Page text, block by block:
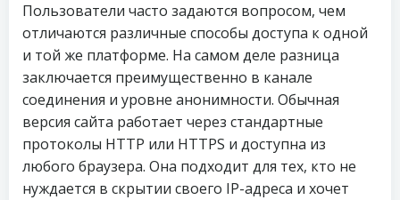
Пользователи часто задаются вопросом, чем
отличаются различные способы доступа к одной
и той же платформе. На самом деле разница
заключается преимущественно в канале
соединения и уровне анонимности. Обычная
версия сайта работает через стандартные
протоколы HTTP или HTTPS и доступна из
любого браузера. Она подходит для тех, кто не
нуждается в скрытии своего IP-адреса и хочет